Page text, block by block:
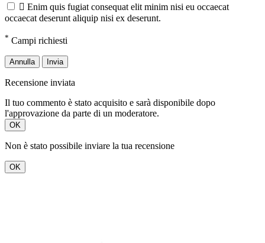
 Enim quis fugiat consequat elit minim nisi eu occaecat
occaecat deserunt aliquip nisi ex deserunt.
* Campi richiesti
Annulla Invia
Recensione inviata
Il tuo commento è stato acquisito e sarà disponibile dopo
l'approvazione da parte di un moderatore.
OK
Non è stato possibile inviare la tua recensione
OK